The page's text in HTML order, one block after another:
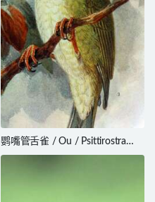
鹦嘴管舌雀 / Ou / Psittirostra
psittacea